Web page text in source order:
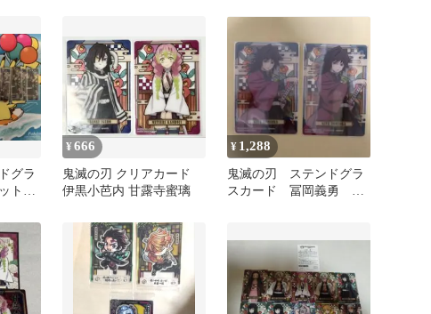
グラ
ット
¥666
鬼滅の刃 クリアカード
伊黒小芭内 甘露寺蜜璃
¥ 1,288
鬼滅の刃 ステンドグラ
スカード 冨岡義勇 2